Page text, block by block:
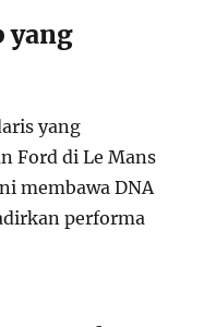
yang
yang
Ford di Le Mans
membawa DNA
performa